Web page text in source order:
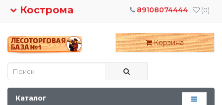
Кострома (0)
89108074444
Корзина
Каталог